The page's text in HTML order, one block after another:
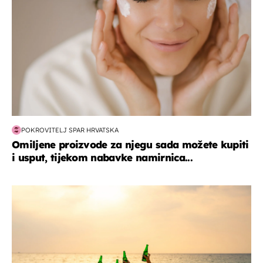
POKROVITELJ SPAR HRVATSKA
Omiljene proizvode za njegu sada možete kupiti
i usput, tijekom nabavke namirnica...